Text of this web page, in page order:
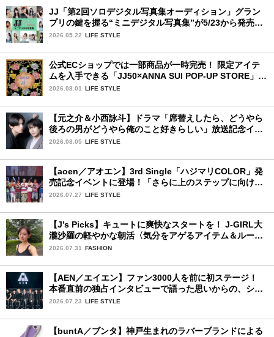
JJ「第2回ソロデジタル写真集オーディション」グラン
プリの鍵を握る“ミニデジタル写真集”が5/23から発売！
ファイナリストの個性あふれる18冊
2026.05.22 LIFE STYLE
公式ECショップでは一部商品が一時完売！ 限定アイテ
ムを入手できる「JJ50×ANNA SUI POP-UP STORE」が
広島で開催決定
2026.08.01 LIFE STYLE
【元之介＆小西詠斗】ドラマ「席替えしたら、どうやら
後ろの男がどうやら俺のこと好きらしい」放送記念イン
タビュー♡ 「自然と詠斗くんが可愛く見えたんです」
2026.08.05 LIFE STYLE
【aoen／アオエン】3rd Single「ハジマリCOLOR」発
売記念イベントに登場！「さらに上のステップに向けた
新たなハジマリになるように」と爽やかな笑顔で意気込
2026.07.27 LIFE STYLE
【J’s Picks】キュートに爽快なスタートを！ J-GIRL大
瀧沙羅の軽やかな朝活〈気分をアゲるアイテム＆ルーテ
ィーン〉
2026.07.31 FASHION
【AEN／エイエン】ファン3000人を前に初ステージ！
本番直前の独占インタビューで語った思いからの、ショ
ーケース完全レポート！
2026.07.23 LIFE STYLE
【buntA／ブンタ】神戸生まれのラバーブランドによる